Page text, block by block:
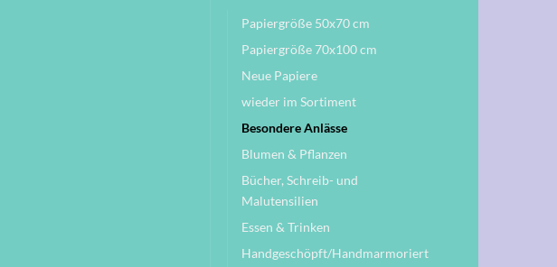
Papiergröße 50x70 cm
Papiergröße 70x100 cm
Neue Papiere
wieder im Sortiment
Besondere Anlässe
Blumen & Pflanzen
Bücher, Schreib- und
Malutensilien
Essen & Trinken
Handgeschöpft/Handmarmoriert